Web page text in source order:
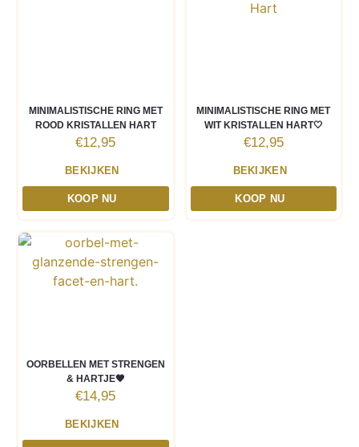
MINIMALISTISCHE RING MET
ROOD KRISTALLEN HART
€12,95
BEKIJKEN
KOOP NU
MINIMALISTISCHE RING MET
WIT KRISTALLEN HART🤍
€12,95
BEKIJKEN
KOOP NU
OORBELLEN MET STRENGEN
& HARTJE🖤
€14,95
BEKIJKEN